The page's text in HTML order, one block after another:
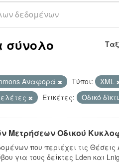
σύνολο
Αναφορά Τύποι: XML
Ετικέτες: Οδικό
Μετρήσεων Οδικού
που περιέχει τις
για τους δείκτες Lden και